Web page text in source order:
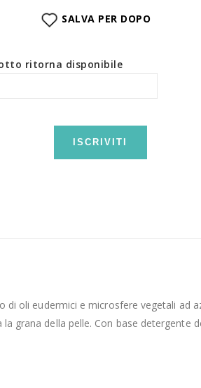
SALVA PER DOPO
ritorna disponibile
ISCRIVITI
di oli eudermici e microsfere vegetali ad
grana della pelle. Con base detergente